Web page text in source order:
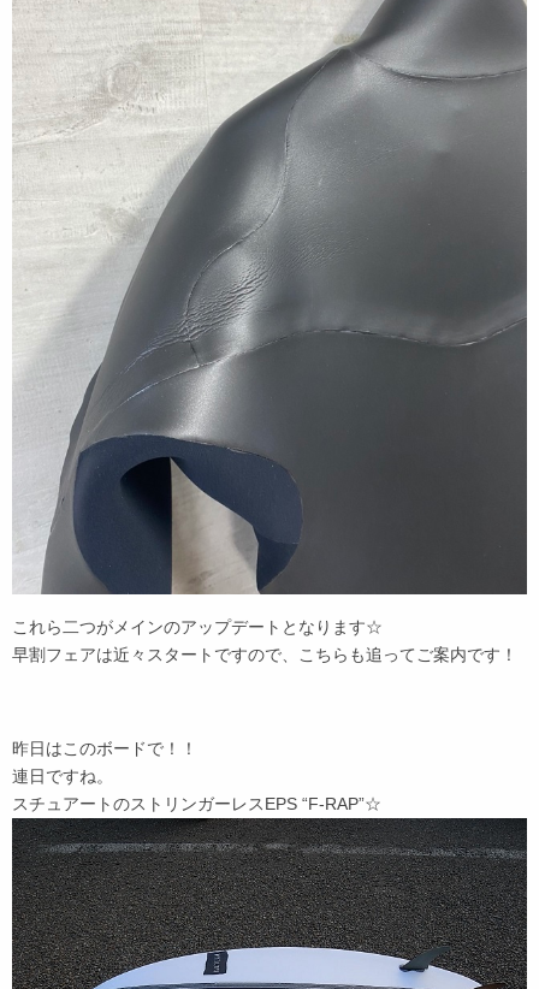
これら二つがメインのアップデートとなります☆
早割フェアは近々スタートですので、こちらも追ってご案内です！
昨日はこのボードで！！
連日ですね。
スチュアートのストリンガーレスEPS “F-RAP”☆